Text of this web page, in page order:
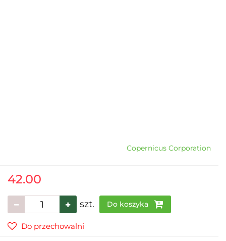
Copernicus Corporation
42.00
szt. Do koszyka
Do przechowalni